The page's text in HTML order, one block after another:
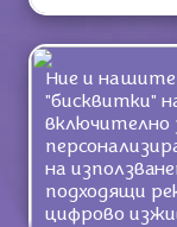
Ние и
"бисквитки"
включително
на
подходящи
цифрово